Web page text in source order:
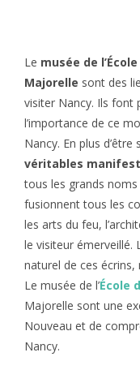
Le musée de
Majorelle sont des
visiter Nancy. Ils font
l’importance de ce
Nancy. En plus
véritables
tous les grands
fusionnent tous les
les arts du feu,
le visiteur émerveillé.
naturel de ces écrins,
Le musée de l’École
Majorelle sont une
Nouveau et de
Nancy.